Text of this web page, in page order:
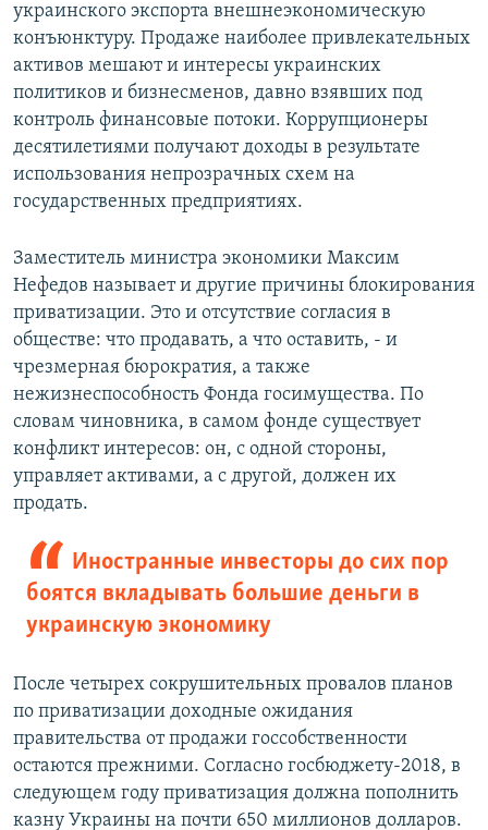
украинского экспорта внешнеэкономическую
конъюнктуру. Продаже наиболее привлекательных
активов мешают и интересы украинских
политиков и бизнесменов, давно взявших под
контроль финансовые потоки. Коррупционеры
десятилетиями получают доходы в результате
использования непрозрачных схем на
государственных предприятиях.
Заместитель министра экономики Максим
Нефедов называет и другие причины блокирования
приватизации. Это и отсутствие согласия в
обществе: что продавать, а что оставить, - и
чрезмерная бюрократия, а также
нежизнеспособность Фонда госимущества. По
словам чиновника, в самом фонде существует
конфликт интересов: он, с одной стороны,
управляет активами, а с другой, должен их
продать.
Иностранные инвесторы до сих пор
боятся вкладывать большие деньги в
украинскую экономику
После четырех сокрушительных провалов планов
по приватизации доходные ожидания
правительства от продажи госсобственности
остаются прежними. Согласно госбюджету-2018, в
следующем году приватизация должна пополнить
казну Украины на почти 650 миллионов долларов.